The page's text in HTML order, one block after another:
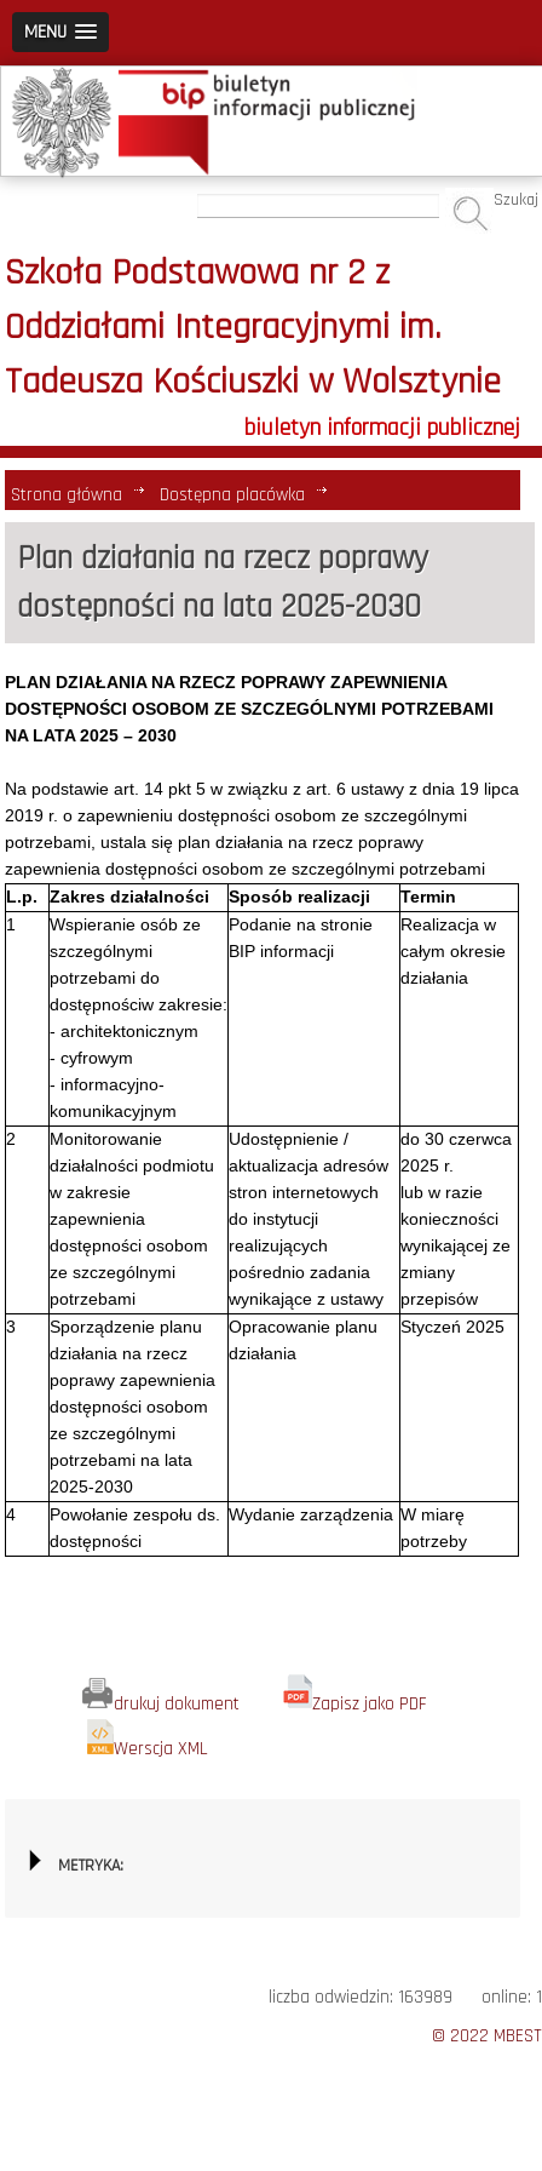
MENU
Szukaj
Szkoła Podstawowa nr 2 z
Oddziałami Integracyjnymi im.
Tadeusza Kościuszki w Wolsztynie
biuletyn informacji publicznej
Strona główna
Dostępna placówka
Plan działania na rzecz poprawy
dostępności na lata 2025-2030
PLAN DZIAŁANIA NA RZECZ POPRAWY ZAPEWNIENIA
DOSTĘPNOŚCI OSOBOM ZE SZCZEGÓLNYMI POTRZEBAMI
NA LATA 2025 – 2030
Na podstawie art. 14 pkt 5 w związku z art. 6 ustawy z dnia 19 lipca
2019 r. o zapewnieniu dostępności osobom ze szczególnymi
potrzebami, ustala się plan działania na rzecz poprawy
zapewnienia dostępności osobom ze szczególnymi potrzebami
L.p.
Zakres działalności Sposób realizacji
Termin
1
Wspieranie osób ze
szczególnymi
potrzebami do
dostępnościw zakresie:
- architektonicznym
- cyfrowym
- informacyjno-
komunikacyjnym
Podanie na stronie
BIP informacji
Realizacja w
całym okresie
działania
2
Monitorowanie
działalności podmiotu
w zakresie
zapewnienia
dostępności osobom
ze szczególnymi
potrzebami
Udostępnienie /
aktualizacja adresów
stron internetowych
do instytucji
realizujących
pośrednio zadania
wynikające z ustawy
do 30 czerwca
2025 r.
lub w razie
konieczności
wynikającej ze
zmiany
przepisów
3
Sporządzenie planu
działania na rzecz
poprawy zapewnienia
dostępności osobom
ze szczególnymi
potrzebami na lata
2025-2030
Opracowanie planu
działania
Styczeń 2025
4
Powołanie zespołu ds.
dostępności
Wydanie zarządzenia W miarę
potrzeby
drukuj dokument
Zapisz jako PDF
Werscja XML
METRYKA:
liczba odwiedzin: 163989 online: 1
© 2022 MBEST